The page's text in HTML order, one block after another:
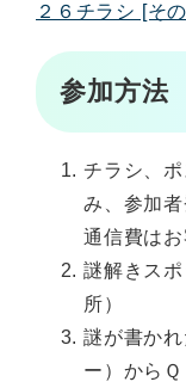
２６チラシ [そ
参加方法
チラシ、
み、参加
通信費はお
謎解きス
所）
謎が書か
ー）から